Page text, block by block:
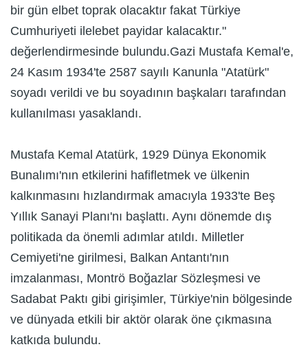
bir gün elbet toprak olacaktır fakat Türkiye
Cumhuriyeti ilelebet payidar kalacaktır."
değerlendirmesinde bulundu.Gazi Mustafa Kemal'e,
24 Kasım 1934'te 2587 sayılı Kanunla "Atatürk"
soyadı verildi ve bu soyadının başkaları tarafından
kullanılması yasaklandı.
Mustafa Kemal Atatürk, 1929 Dünya Ekonomik
Bunalımı'nın etkilerini hafifletmek ve ülkenin
kalkınmasını hızlandırmak amacıyla 1933'te Beş
Yıllık Sanayi Planı'nı başlattı. Aynı dönemde dış
politikada da önemli adımlar atıldı. Milletler
Cemiyeti'ne girilmesi, Balkan Antantı'nın
imzalanması, Montrö Boğazlar Sözleşmesi ve
Sadabat Paktı gibi girişimler, Türkiye'nin bölgesinde
ve dünyada etkili bir aktör olarak öne çıkmasına
katkıda bulundu.